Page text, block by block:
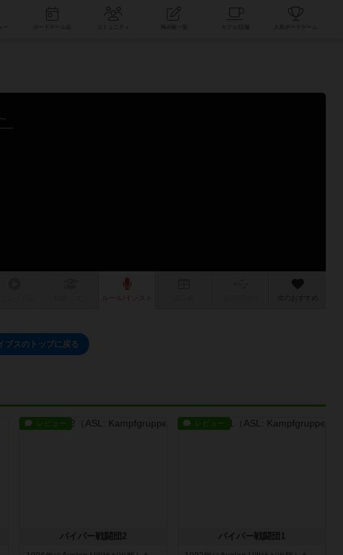
コミュニティ
次のおすすめ
ブスのトップに戻る
レビュー
パイパー戦闘団2
レビュー
パイパー戦闘団1